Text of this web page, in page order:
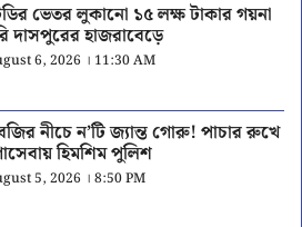
ভেতর লুকানো ১৫ লক্ষ টাকার গয়না
দাসপুরের হাজরাবেড়ে
6, 2026 । 11:30 AM
নীচে ন’টি জ্যান্ত গোরু! পাচার রুখে
হিমশিম পুলিশ
5, 2026 । 8:50 PM